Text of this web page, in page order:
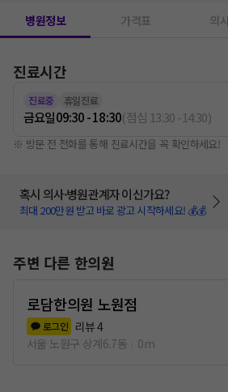
병원정보 가격표 의
진료시간
진료중 휴일진료
금요일09:30 - 18:30(점심 13:30-14:30)
※ 방문 전 전화를 통해 진료시간을 꼭 확인하세요!
혹시 의사·병원관계자 이신가요?
최대 200만원 받고 바로 광고 시작하세요! 💰💰
주변 다른 한의원
로담한의원 노원점
로그인 리뷰4
서울 노원구 상계6.7동
0m